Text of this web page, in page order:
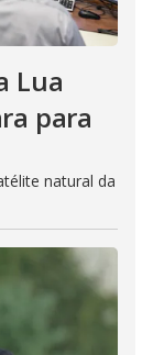
Lua
para
natural da